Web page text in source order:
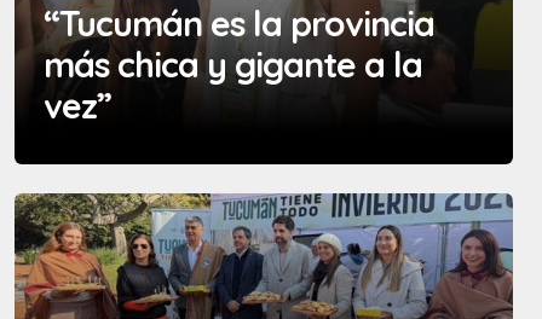
“Tucumán es la provincia
más chica y gigante a la
vez”